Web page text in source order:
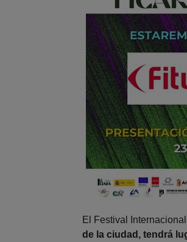
El Festival
de la ciudad, tendrá